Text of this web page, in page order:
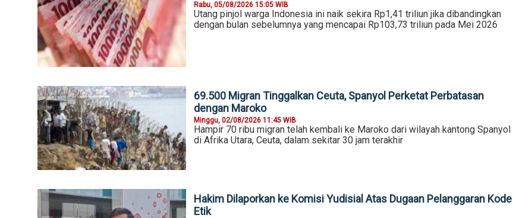
Rabu, 05/08/2026 15:05 WIB
Utang pinjol warga Indonesia ini naik sekira Rp1,41 triliun jika dibandingkan
dengan bulan sebelumnya yang mencapai Rp103,73 triliun pada Mei 2026
69.500 Migran Tinggalkan Ceuta, Spanyol Perketat Perbatasan
dengan Maroko
Minggu, 02/08/2026 11:45 WIB
Hampir 70 ribu migran telah kembali ke Maroko dari wilayah kantong Spanyol
di Afrika Utara, Ceuta, dalam sekitar 30 jam terakhir
Hakim Dilaporkan ke Komisi Yudisial Atas Dugaan Pelanggaran Kode
Etik